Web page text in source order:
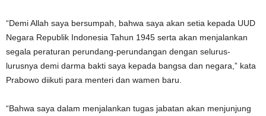
“Demi Allah saya bersumpah, bahwa saya akan setia kepada UUD
Negara Republik Indonesia Tahun 1945 serta akan menjalankan
segala peraturan perundang-perundangan dengan selurus-
lurusnya demi darma bakti saya kepada bangsa dan negara,” kata
Prabowo diikuti para menteri dan wamen baru.
“Bahwa saya dalam menjalankan tugas jabatan akan menjunjung